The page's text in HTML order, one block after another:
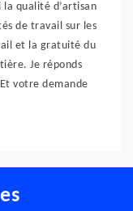
la qualité d’artisan
de travail sur les
et la gratuité du
Je réponds
votre demande